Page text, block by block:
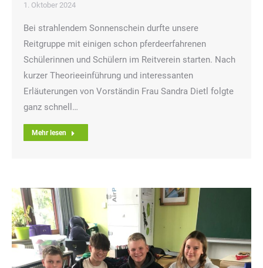
1. Oktober 2024
Bei strahlendem Sonnenschein durfte unsere
Reitgruppe mit einigen schon pferdeerfahrenen
Schülerinnen und Schülern im Reitverein starten. Nach
kurzer Theorieeinführung und interessanten
Erläuterungen von Vorständin Frau Sandra Dietl folgte
ganz schnell…
Mehr lesen